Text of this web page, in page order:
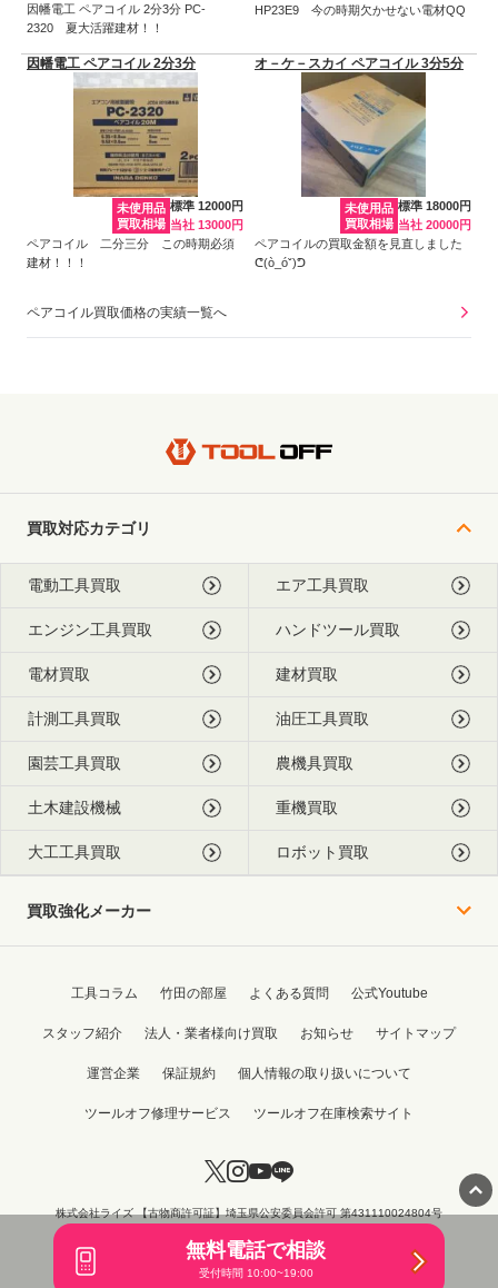
無料電話で相談
受付時間 10:00~19:00
因幡電工 ペアコイル 2分3分 PC-
2320 夏大活躍建材！！
HP23E9 今の時期欠かせない電材QQ
因幡電工 ペアコイル 2分3分
未使用品
買取相場
標準 12000円
当社 13000円
ペアコイル 二分三分 この時期必須
建材！！！
オ－ケ－スカイ ペアコイル 3分5分
未使用品
買取相場
標準 18000円
当社 20000円
ペアコイルの買取金額を見直しました
ᕦ(ò_óˇ)ᕤ
ペアコイル買取価格の実績一覧へ
買取対応カテゴリ
電動工具買取 エア工具買取
エンジン工具買取 ハンドツール買取
電材買取 建材買取
計測工具買取 油圧工具買取
園芸工具買取 農機具買取
土木建設機械 重機買取
大工工具買取 ロボット買取
買取強化メーカー
工具コラム 竹田の部屋 よくある質問 公式Youtube
スタッフ紹介 法人・業者様向け買取 お知らせ サイトマップ
運営企業 保証規約 個人情報の取り扱いについて
ツールオフ修理サービス ツールオフ在庫検索サイト
株式会社ライズ 【古物商許可証】埼玉県公安委員会許可 第431110024804号